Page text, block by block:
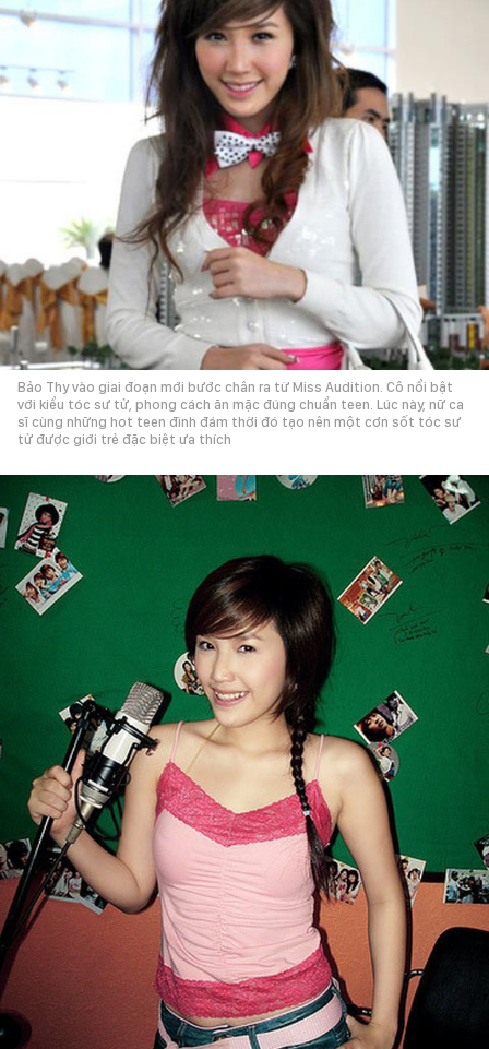
Bảo Thy vào giai đoạn mới bước chân ra từ Miss Audition. Cô nổi bật
với kiểu tóc sư tử, phong cách ăn mặc đúng chuẩn teen. Lúc này, nữ ca
sĩ cùng những hot teen đình đám thời đó tạo nên một cơn sốt tóc sư
tử được giới trẻ đặc biệt ưa thích